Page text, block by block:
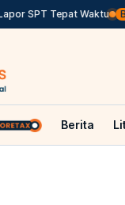
SPT Tepat Waktu
Berita